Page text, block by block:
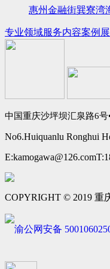
惠州金融街巽寮湾
专业领域服务内容案例
中国重庆沙坪坝汇泉路6号
No6.Huiquanlu Ronghui
E:kamogawa@126.com
COPYRIGHT © 2019 重
渝公网安备